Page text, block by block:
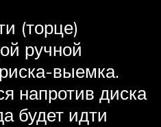
(торце)
ручной
выемка.
напротив диска
будет идти